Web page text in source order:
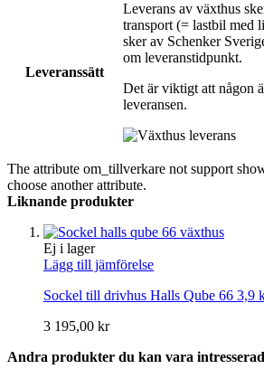
Leveranssätt
Leverans av växthus
transport (= lastbil med
sker av Schenker
om leveranstidpunkt.
Det är viktigt att någon
leveransen.
The attribute om_tillverkare not support
choose another attribute.
Liknande produkter
Ej i lager
Lägg till jämförelse
Sockel till drivhus Halls Qube 66 3,9
3 195,00 kr
Andra produkter du kan vara